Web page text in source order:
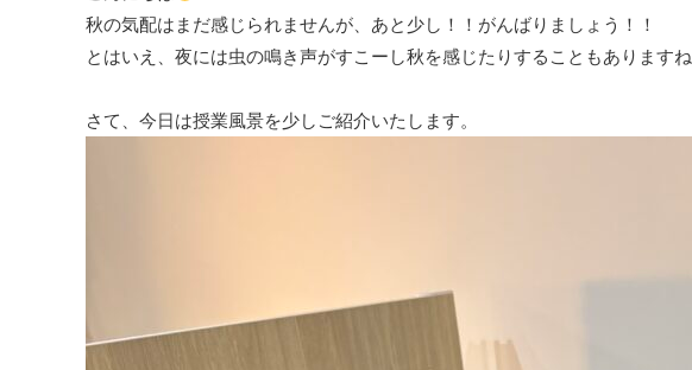
秋の気配はまだ感じられませんが、あと少し！！がんばりましょう！！
とはいえ、夜には虫の鳴き声がすこーし秋を感じたりすることもありますね
さて、今日は授業風景を少しご紹介いたします。